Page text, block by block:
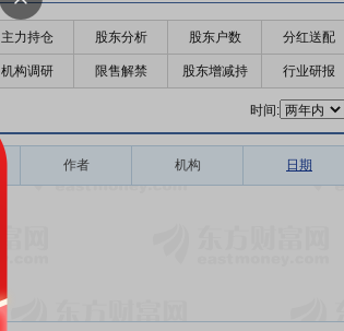
主力持仓 股东分析 股东户数 分红送配
机构调研 限售解禁 股东增减持 行业研报
时间:
作者 机构 日期